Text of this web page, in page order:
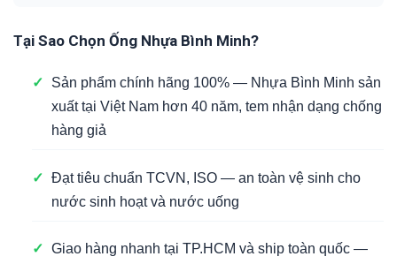
Tại Sao Chọn Ống Nhựa Bình Minh?
✓
Sản phẩm chính hãng 100% — Nhựa Bình Minh sản
xuất tại Việt Nam hơn 40 năm, tem nhận dạng chống
hàng giả
✓ Đạt tiêu chuẩn TCVN, ISO — an toàn vệ sinh cho
nước sinh hoạt và nước uống
✓ Giao hàng nhanh tại TP.HCM và ship toàn quốc —